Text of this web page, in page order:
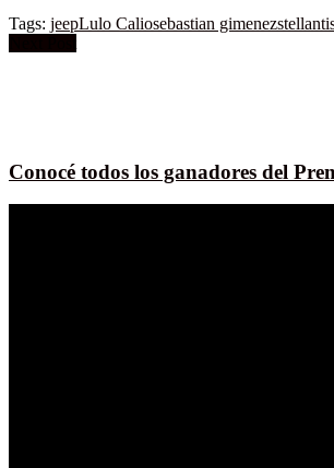
Tags: jeepLulo Caliosebastian gimenez
Conocé todos los ganadores del